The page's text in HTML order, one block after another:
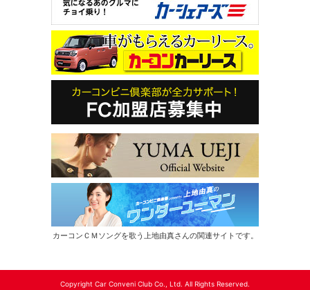
カーコンＣＭソングを歌う上地由真さんの関連サイトです。
Copyright Car Conveni Club Co., Ltd. All Rights Reserved.